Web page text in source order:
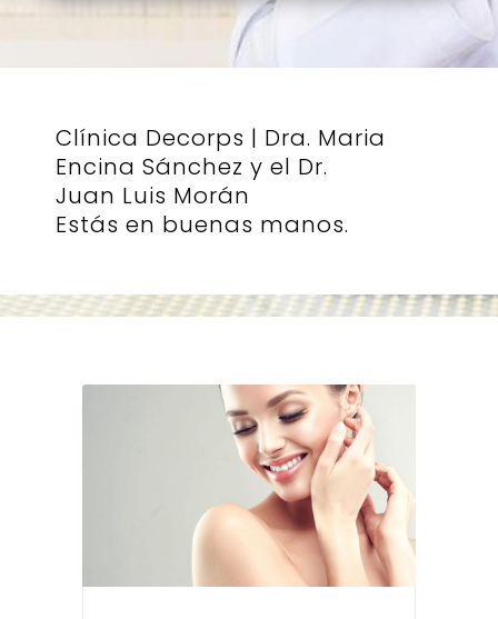
Clínica Decorps | Dra. Maria
Encina Sánchez y el Dr.
Juan Luis Morán
Estás en buenas manos.